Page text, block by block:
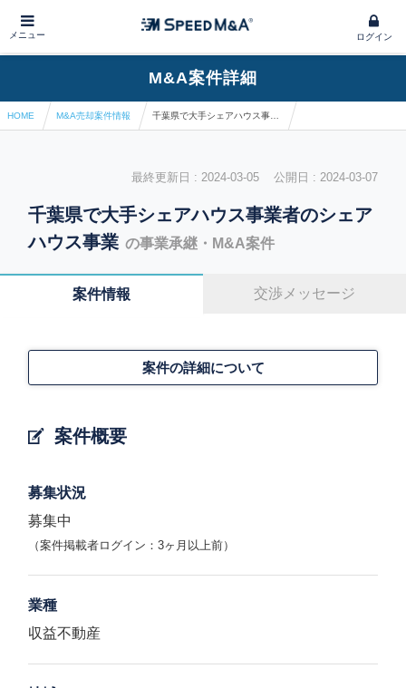
メニュー ログイン
M&A案件詳細
HOME M&A売却案件情報
最終更新日 : 2024-03-05 公開日 : 2024-03-07
千葉県で大手シェアハウス事業者のシェア
ハウス事業 の事業承継・M&A案件
案件情報 交渉メッセージ
案件概要
案件の詳細について
募集状況
募集中
（案件掲載者ログイン：3ヶ月以上前）
業種
収益不動産